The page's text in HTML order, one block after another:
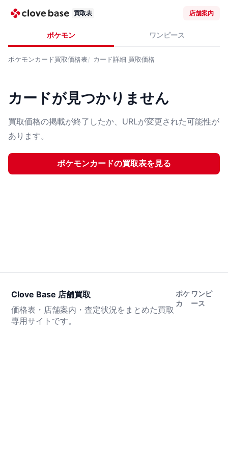
買取表 店舗案内
ポケモン ワンピース
ポケモンカード買取価格表 カード詳細 買取価格
カードが見つかりません
買取価格の掲載が終了したか、URLが変更された可能性が
あります。
ポケモンカードの買取表を見る
Clove Base 店舗買取
価格表・店舗案内・査定状況をまとめた買取
専用サイトです。
ポケ
カ
ワンピ
ース